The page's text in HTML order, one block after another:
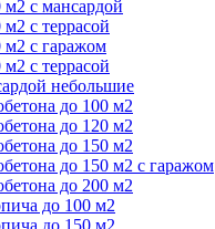
м2 с мансардой
с террасой
м2 с гаражом
с террасой
небольшие
до 100 м2
до 120 м2
до 150 м2
до 150 м2 с гаражом
до 200 м2
до 100 м2